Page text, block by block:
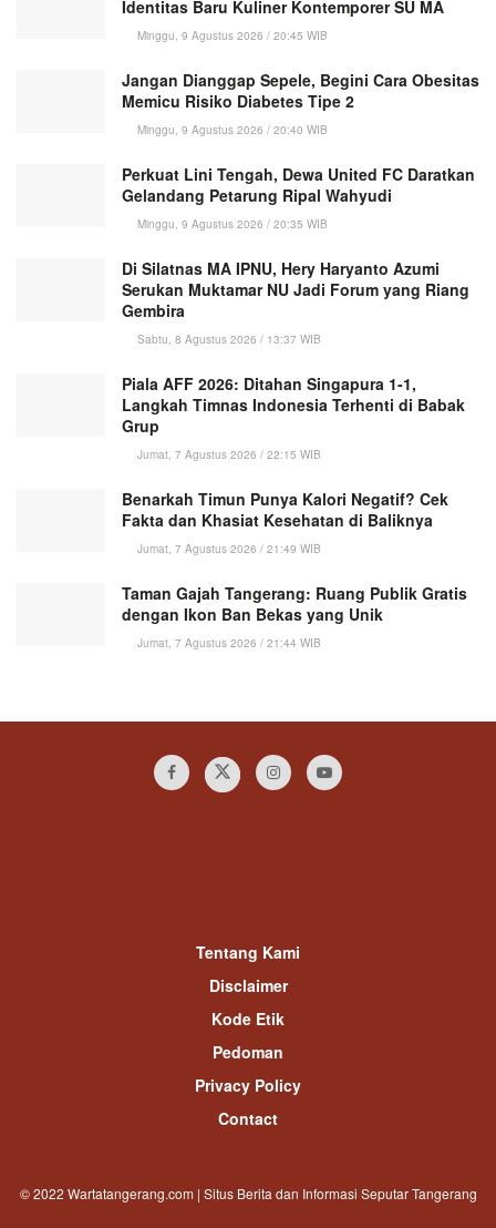
Identitas Baru Kuliner Kontemporer SU MA
Minggu, 9 Agustus 2026 / 20:45 WIB
Jangan Dianggap Sepele, Begini Cara Obesitas
Memicu Risiko Diabetes Tipe 2
Minggu, 9 Agustus 2026 / 20:40 WIB
Perkuat Lini Tengah, Dewa United FC Daratkan
Gelandang Petarung Ripal Wahyudi
Minggu, 9 Agustus 2026 / 20:35 WIB
Di Silatnas MA IPNU, Hery Haryanto Azumi
Serukan Muktamar NU Jadi Forum yang Riang
Gembira
Sabtu, 8 Agustus 2026 / 13:37 WIB
Piala AFF 2026: Ditahan Singapura 1-1,
Langkah Timnas Indonesia Terhenti di Babak
Grup
Jumat, 7 Agustus 2026 / 22:15 WIB
Benarkah Timun Punya Kalori Negatif? Cek
Fakta dan Khasiat Kesehatan di Baliknya
Jumat, 7 Agustus 2026 / 21:49 WIB
Taman Gajah Tangerang: Ruang Publik Gratis
dengan Ikon Ban Bekas yang Unik
Jumat, 7 Agustus 2026 / 21:44 WIB
Tentang Kami
Disclaimer
Kode Etik
Pedoman
Privacy Policy
Contact
© 2022 Wartatangerang.com | Situs Berita dan Informasi Seputar Tangerang